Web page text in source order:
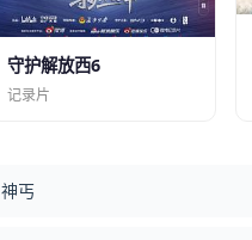
守护解放西6
记录片
神丐